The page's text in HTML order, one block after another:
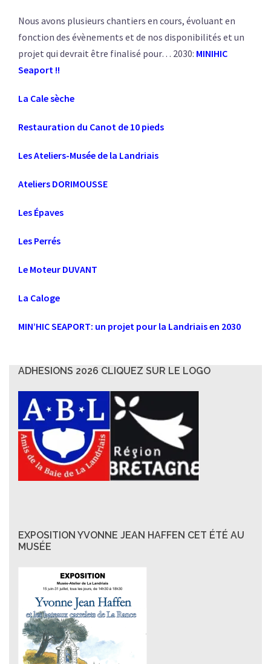
Nous avons plusieurs chantiers en cours, évoluant en
fonction des évènements et de nos disponibilités et un
projet qui devrait être finalisé pour… 2030: MINIHIC
Seaport !!
La Cale sèche
Restauration du Canot de 10 pieds
Les Ateliers-Musée de la Landriais
Ateliers DORIMOUSSE
Les Épaves
Les Perrés
Le Moteur DUVANT
La Caloge
MIN’HIC SEAPORT: un projet pour la Landriais en 2030
ADHESIONS 2026 CLIQUEZ SUR LE LOGO
EXPOSITION YVONNE JEAN HAFFEN CET ÉTÉ AU
MUSÉE